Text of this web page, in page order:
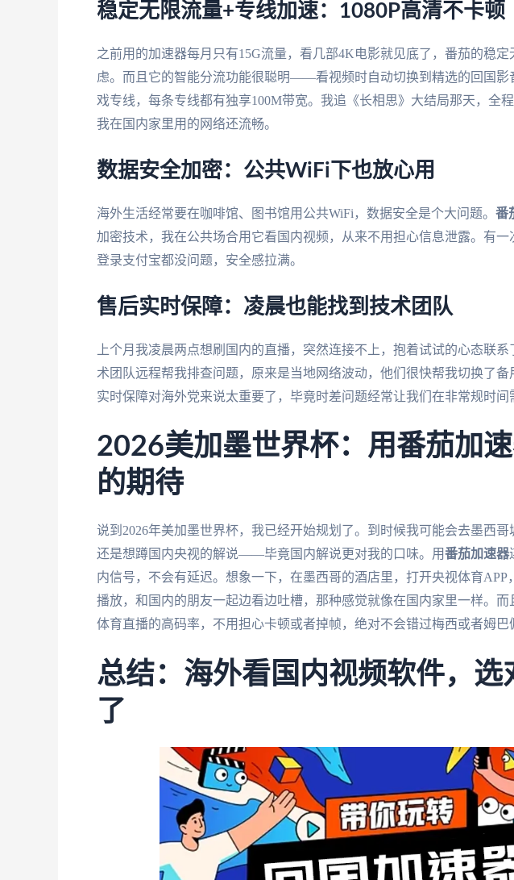
稳定无限流量+专线加速：1080P高清不卡顿
之前用的加速器每月只有15G流量，看几部4K电影就见底了，番茄的稳
虑。而且它的智能分流功能很聪明——看视频时自动切换到精选的回国影
戏专线，每条专线都有独享100M带宽。我追《长相思》大结局那天，全
我在国内家里用的网络还流畅。
数据安全加密：公共WiFi下也放心用
海外生活经常要在咖啡馆、图书馆用公共WiFi，数据安全是个大问题。 番
加密技术，我在公共场合用它看国内视频，从来不用担心信息泄露。有一
登录支付宝都没问题，安全感拉满。
售后实时保障：凌晨也能找到技术团队
上个月我凌晨两点想刷国内的直播，突然连接不上，抱着试试的心态联
术团队远程帮我排查问题，原来是当地网络波动，他们很快帮我切换了
实时保障对海外党来说太重要了，毕竟时差问题经常让我们在非常规时间
2026美加墨世界杯：用番茄加
的期待
说到2026年美加墨世界杯，我已经开始规划了。到时候我可能会去墨西
还是想蹲国内央视的解说——毕竟国内解说更对我的口味。用番茄加速器
内信号，不会有延迟。想象一下，在墨西哥的酒店里，打开央视体育
播放，和国内的朋友一起边看边吐槽，那种感觉就像在国内家里一样。
体育直播的高码率，不用担心卡顿或者掉帧，绝对不会错过梅西或者姆巴
总结：海外看国内视频软件，选
了